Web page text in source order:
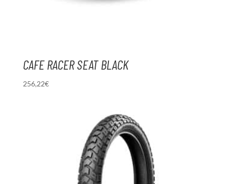
CAFE RACER SEAT BLACK
256,22€